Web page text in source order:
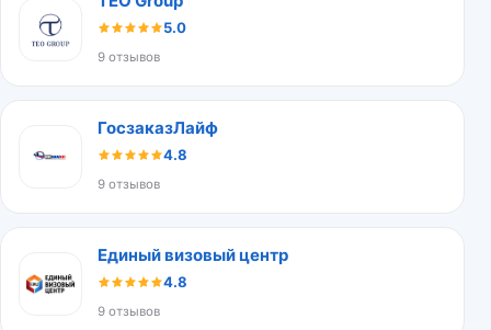
5.0
9 отзывов
ГосзаказЛайф
4.8
9 отзывов
Единый визовый центр
4.8
9 отзывов